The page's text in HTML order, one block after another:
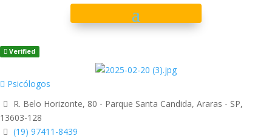
Verified
Psicólogos
R. Belo Horizonte, 80 - Parque Santa Candida, Araras - SP,
13603-128
(19) 97411-8439